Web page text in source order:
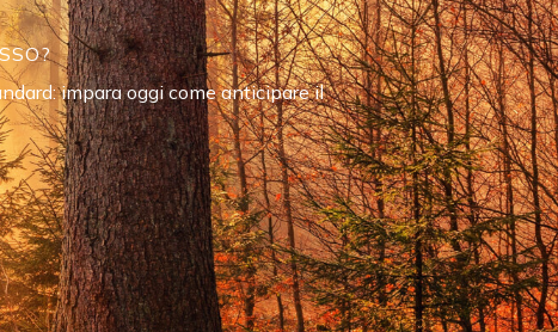
impara oggi come anticipare il